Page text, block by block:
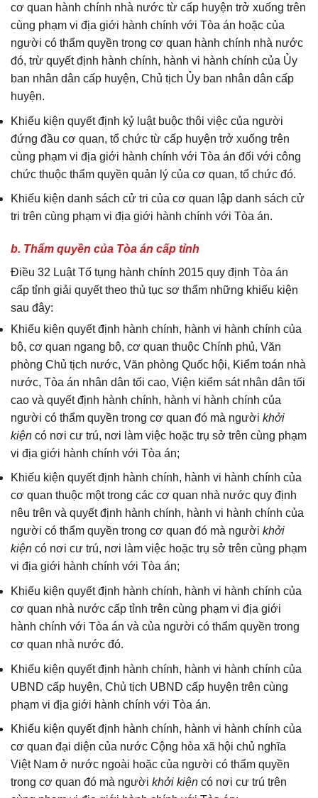
cơ quan hành chính nhà nước từ cấp huyện trở xuống trên
cùng phạm vi địa giới hành chính với Tòa án hoặc của
người có thẩm quyền trong cơ quan hành chính nhà nước
đó, trừ quyết định hành chính, hành vi hành chính của Ủy
ban nhân dân cấp huyện, Chủ tịch Ủy ban nhân dân cấp
huyện.
Khiếu kiện quyết định kỷ luật buộc thôi việc của người
đứng đầu cơ quan, tổ chức từ cấp huyện trở xuống trên
cùng phạm vi địa giới hành chính với Tòa án đối với công
chức thuộc thẩm quyền quản lý của cơ quan, tổ chức đó.
Khiếu kiện danh sách cử tri của cơ quan lập danh sách cử
tri trên cùng phạm vi địa giới hành chính với Tòa án.
b. Thẩm quyền của Tòa án cấp tỉnh
Điều 32 Luật Tố tụng hành chính 2015 quy định Tòa án
cấp tỉnh giải quyết theo thủ tục sơ thẩm những khiếu kiện
sau đây:
Khiếu kiện quyết định hành chính, hành vi hành chính của
bộ, cơ quan ngang bộ, cơ quan thuộc Chính phủ, Văn
phòng Chủ tịch nước, Văn phòng Quốc hội, Kiểm toán nhà
nước, Tòa án nhân dân tối cao, Viện kiểm sát nhân dân tối
cao và quyết định hành chính, hành vi hành chính của
người có thẩm quyền trong cơ quan đó mà người khởi
kiện có nơi cư trú, nơi làm việc hoặc trụ sở trên cùng phạm
vi địa giới hành chính với Tòa án;
Khiếu kiện quyết định hành chính, hành vi hành chính của
cơ quan thuộc một trong các cơ quan nhà nước quy định
nêu trên và quyết định hành chính, hành vi hành chính của
người có thẩm quyền trong cơ quan đó mà người khởi
kiện có nơi cư trú, nơi làm việc hoặc trụ sở trên cùng phạm
vi địa giới hành chính với Tòa án;
Khiếu kiện quyết định hành chính, hành vi hành chính của
cơ quan nhà nước cấp tỉnh trên cùng phạm vi địa giới
hành chính với Tòa án và của người có thẩm quyền trong
cơ quan nhà nước đó.
Khiếu kiện quyết định hành chính, hành vi hành chính của
UBND cấp huyện, Chủ tịch UBND cấp huyện trên cùng
phạm vi địa giới hành chính với Tòa án.
Khiếu kiện quyết định hành chính, hành vi hành chính của
cơ quan đại diện của nước Cộng hòa xã hội chủ nghĩa
Việt Nam ở nước ngoài hoặc của người có thẩm quyền
trong cơ quan đó mà người khởi kiện có nơi cư trú trên